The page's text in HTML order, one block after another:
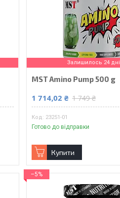
Залишилось 24 дні
MST Amino Pump 500 g
1 714,02 ₴ 1 749 ₴
23251-01
Готово до відправки
Купити
–5%